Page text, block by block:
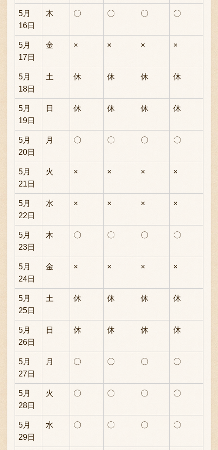
5月
16日
木 〇 〇 〇 〇
5月
17日
金 × × × ×
5月
18日
土 休 休 休 休
5月
19日
日 休 休 休 休
5月
20日
月 〇 〇 〇 〇
5月
21日
火 × × × ×
5月
22日
水 × × × ×
5月
23日
木 〇 〇 〇 〇
5月
24日
金 × × × ×
5月
25日
土 休 休 休 休
5月
26日
日 休 休 休 休
5月
27日
月 〇 〇 〇 〇
5月
28日
火 〇 〇 〇 〇
5月
29日
水 〇 〇 〇 〇